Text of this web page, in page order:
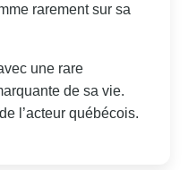
rarement sur sa
une rare
de sa vie.
l’acteur québécois.